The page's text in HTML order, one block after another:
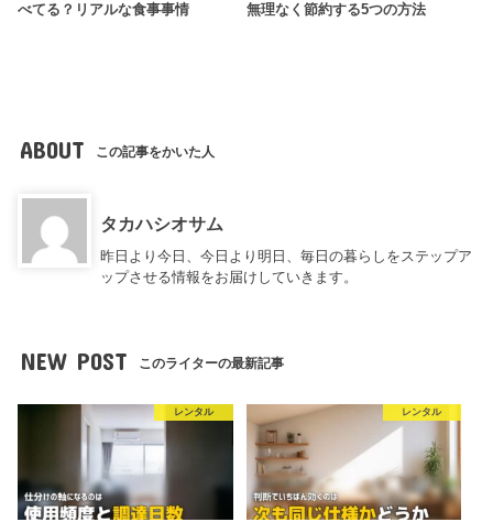
べてる？リアルな食事事情
無理なく節約する5つの方法
ABOUT この記事をかいた人
タカハシオサム
昨日より今日、今日より明日、毎日の暮らしをステップア
ップさせる情報をお届けしていきます。
NEW POST このライターの最新記事
レンタル レンタル